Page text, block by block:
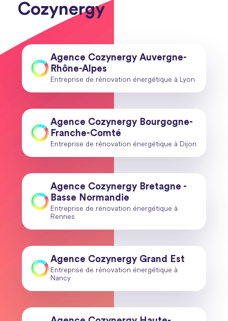
Cozynergy
Agence Cozynergy Auvergne-
Rhône-Alpes
Entreprise de rénovation énergétique à Lyon
Agence Cozynergy Bourgogne-
Franche-Comté
Entreprise de rénovation énergétique à Dijon
Agence Cozynergy Bretagne -
Basse Normandie
Entreprise de rénovation énergétique à
Rennes
Agence Cozynergy Grand Est
Entreprise de rénovation énergétique à
Nancy